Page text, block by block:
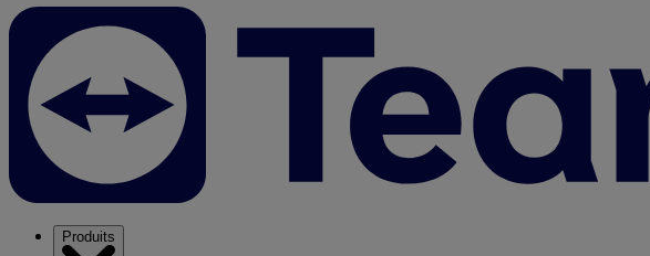
Produits